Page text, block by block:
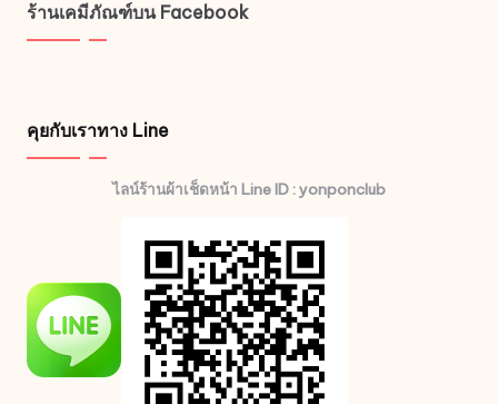
ร้านเคมีภัณฑ์บน Facebook
คุยกับเราทาง Line
ไลน์ร้านผ้าเช็ดหน้า Line ID : yonponclub